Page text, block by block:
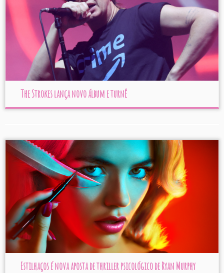
The Strokes lança novo álbum e turnê
Estilhaços é nova aposta de thriller psicológico de Ryan Murphy